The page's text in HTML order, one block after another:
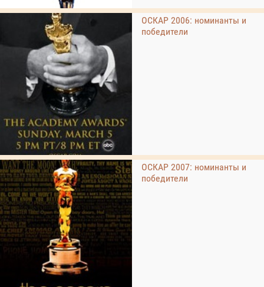
ОСКАР 2006: номинанты и
победители
ОСКАР 2007: номинанты и
победители